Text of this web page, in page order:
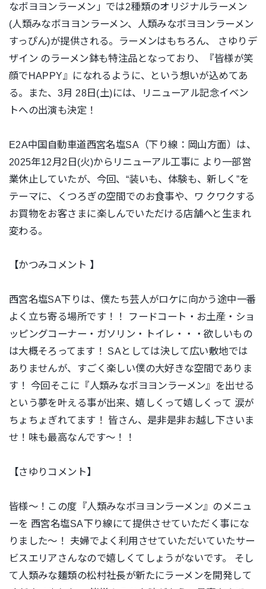
なボヨヨンラーメン」では2種類のオリジナルラーメン
(人 類みなボヨヨンラーメン、人類みなボヨヨンラーメン
すっぴん)が提供される。ラーメンはもちろん、 さゆりデ
ザイン のラーメン鉢も特注品となっており、『皆様が笑
顔でHAPPY』になれるように、という想いが込めてあ
る。また、3月 28日(土)には、リニューアル記念イベン
トへの出演も決定！
E2A中国自動車道西宮名塩SA（下り線：岡山方面）は、
2025年12月2日(火)からリニューアル工事に より一部営
業休止していたが、今回、“装いも、体験も、新しく”を
テーマに、くつろぎの空間でのお食事や、ワ クワクする
お買物をお客さまに楽しんでいただける店舗へと生まれ
変わる。
【かつみコメント 】
西宮名塩SA下りは、僕たち芸人がロケに向かう途中一番
よく立ち寄る場所です！！ フードコート・お土産・ショ
ッピングコーナー・ガソリン・トイレ・・・欲しいもの
は大概そろってます！ SAとしては決して広い敷地では
ありませんが、すごく楽しい僕の大好きな空間でありま
す！ 今回そこに『人類みなボヨヨンラーメン』を出せる
という夢を叶える事が出来、嬉しくって嬉しくって 涙が
ちょちょぎれてます！皆さん、是非是非お越し下さいま
せ！味も最高なんです〜！！
【さゆりコメント】
皆様〜！この度『人類みなボヨヨンラーメン』のメニュ
ーを 西宮名塩SA下り線にて提供させていただく事にな
りました〜！ 夫婦でよく利用させていただいていたサー
ビスエリアさんなので嬉しくてしょうがないです。 そし
て人類みな麺類の松村社長が新たにラーメンを開発して